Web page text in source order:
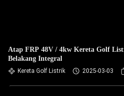
Atap FRP 48V / 4kw Kereta Golf
Belakang Integral
Kereta Golf Listrik 2025-03-03